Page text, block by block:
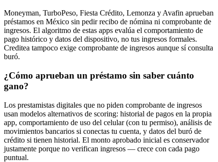
Moneyman, TurboPeso, Fiesta Crédito, Lemonza y Avafin aprueban
préstamos en México sin pedir recibo de nómina ni comprobante de
ingresos. El algoritmo de estas apps evalúa el comportamiento de
pago histórico y datos del dispositivo, no tus ingresos formales.
Creditea tampoco exige comprobante de ingresos aunque sí consulta
buró.
¿Cómo aprueban un préstamo sin saber cuánto
gano?
Los prestamistas digitales que no piden comprobante de ingresos
usan modelos alternativos de scoring: historial de pagos en la propia
app, comportamiento de uso del celular (con tu permiso), análisis de
movimientos bancarios si conectas tu cuenta, y datos del buró de
crédito si tienen historial. El monto aprobado inicial es conservador
justamente porque no verifican ingresos — crece con cada pago
puntual.